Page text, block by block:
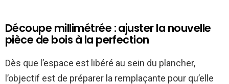
Découpe millimétrée : ajuster la nouvelle
pièce de bois à la perfection
Dès que l’espace est libéré au sein du plancher,
l’objectif est de préparer la remplaçante pour qu’elle